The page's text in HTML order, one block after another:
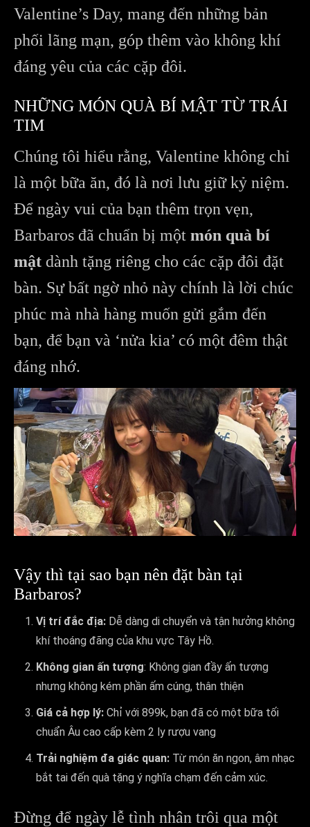
Valentine’s Day, mang đến những bản
phối lãng mạn, góp thêm vào không khí
đáng yêu của các cặp đôi.
NHỮNG MÓN QUÀ BÍ MẬT TỪ TRÁI
TIM
Chúng tôi hiểu rằng, Valentine không chỉ
là một bữa ăn, đó là nơi lưu giữ kỷ niệm.
Để ngày vui của bạn thêm trọn vẹn,
Barbaros đã chuẩn bị một món quà bí
mật dành tặng riêng cho các cặp đôi đặt
bàn. Sự bất ngờ nhỏ này chính là lời chúc
phúc mà nhà hàng muốn gửi gắm đến
bạn, để bạn và ‘nửa kia’ có một đêm thật
đáng nhớ.
Vậy thì tại sao bạn nên đặt bàn tại
Barbaros?
Vị trí đắc địa: Dễ dàng di chuyển và tận hưởng không
khí thoáng đãng của khu vực Tây Hồ.
Không gian ấn tượng: Không gian đầy ấn tượng
nhưng không kém phần ấm cúng, thân thiện
Giá cả hợp lý: Chỉ với 899k, bạn đã có một bữa tối
chuẩn Âu cao cấp kèm 2 ly rượu vang
Trải nghiệm đa giác quan: Từ món ăn ngon, âm nhạc
bắt tai đến quà tặng ý nghĩa chạm đến cảm xúc.
Đừng để ngày lễ tình nhân trôi qua một